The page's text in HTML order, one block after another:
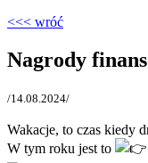
<<< wróć
Nagrody
/14.08.2024/
Wakacje, to czas kiedy
W tym roku jest to